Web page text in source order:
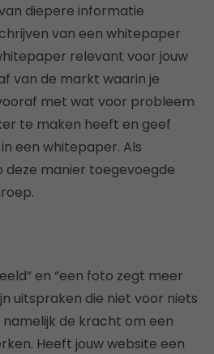
diepere informatie
van een whitepaper
relevant voor jouw
van de markt waarin je
met wat voor probleem
te maken heeft en geef
een whitepaper. Als
deze manier toegevoegde
en “een foto zegt meer
uitspraken die niet voor niets
de kracht om een
Heeft jouw website een